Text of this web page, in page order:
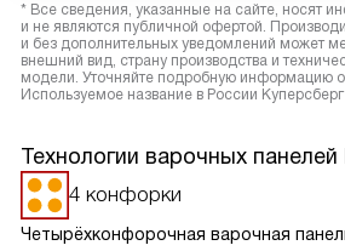
* Все сведения, указанные на сайте, носят
и не являются публичной офертой.
и без дополнительных уведомлений может
внешний вид, страну производства и
модели. Уточняйте подробную информацию о
Используемое название в России Куперсберг
Технологии варочных
4 конфорки
Четырёхконфорочная варочная